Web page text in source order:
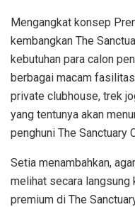
Mengangkat konsep
kembangkan The
kebutuhan para calon
berbagai macam
private clubhouse, trek
yang tentunya akan
penghuni The Sanctuary
Setia menambahkan,
melihat secara langsung
premium di The